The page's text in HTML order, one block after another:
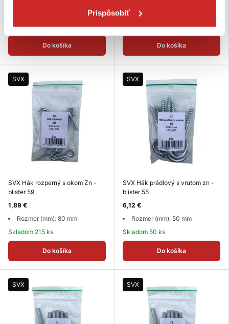
Prispôsobiť
Do košíka
Rozmer (mm): 100 mm
Skladom 197 ks
Do košíka
SVX
SVX Hák rozperný s okom Zn -
blister 59
1,89 €
Rozmer (mm): 80 mm
Skladom 215 ks
Do košíka
SVX
SVX Hák prádlový s vrutom zn -
blister 55
6,12 €
Rozmer (mm): 50 mm
Skladom 50 ks
Do košíka
SVX SVX